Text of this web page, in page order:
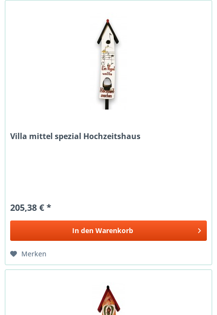
Villa mittel spezial Hochzeitshaus
205,38 € *
In den Warenkorb
Merken